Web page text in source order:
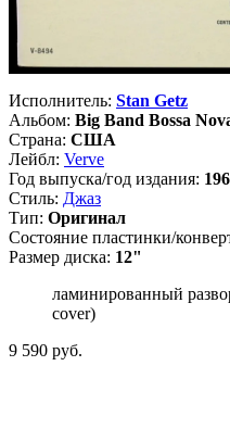
Исполнитель: Stan Getz
Альбом: Big Band Bossa
Страна: США
Лейбл: Verve
Год выпуска/год издания:
Стиль: Джаз
Тип: Оригинал
Состояние пластинки/
Размер диска: 12"
ламинированный
cover)
9 590 руб.